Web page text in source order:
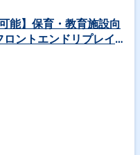
能】保育・教育施設向
ントエンドリプレイ